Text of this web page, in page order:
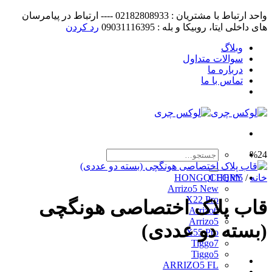
واحد ارتباط با مشتریان : 02182808933 ---- ارتباط در پیامرسان
های داخلی ایتا، روبیکا و بله : 09031116395
رد کردن
Skip
content
وبلاگ
سوالات متداول
درباره ما
تماس با ما
جستجو
برای:
CHERY
Arrizo5 New
X22 Pro
Arrizo6
Arrizo5
X55 Pro
Tiggo7
Tiggo5
ARRIZO5 FL
%24
خانه /
HONGQI EQM5
قاب پلاک اختصاصی هونگچی
(بسته دو عددی)